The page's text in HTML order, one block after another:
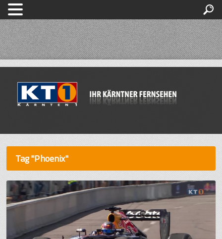
Tag "Phoenix"